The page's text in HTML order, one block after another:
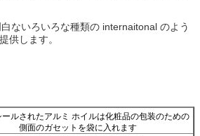
ないろいろな種類の internaitonal のよう
提供します。
ールされたアルミ ホイルは化粧品の包装のための
側面のガセットを袋に入れます